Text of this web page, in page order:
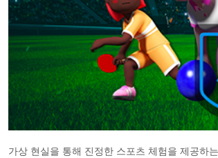
가상 현실을 통해 진정한 스포츠 체험을 제공하